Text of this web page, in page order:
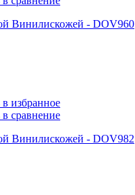
Винилискожей - DOV960
избранное
сравнение
Винилискожей - DOV982